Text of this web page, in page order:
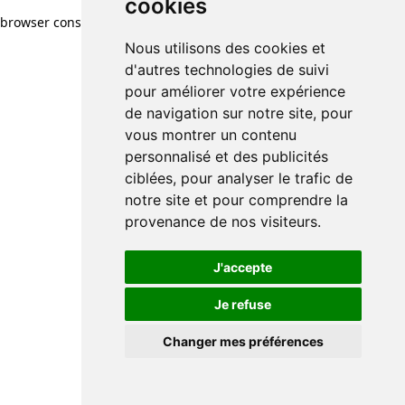
cookies
Nous utilisons des cookies et
d'autres technologies de suivi
pour améliorer votre expérience
de navigation sur notre site, pour
vous montrer un contenu
personnalisé et des publicités
ciblées, pour analyser le trafic de
notre site et pour comprendre la
provenance de nos visiteurs.
J'accepte
Je refuse
Changer mes préférences
browser console for more information)